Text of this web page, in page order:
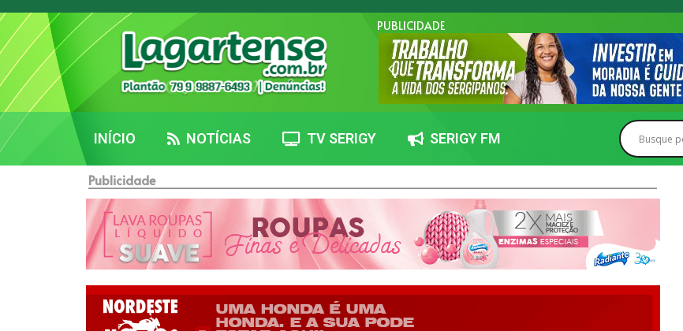
PUBLICIDADE
INÍCIO NOTÍCIAS TV SERIGY SERIGY FM
Publicidade